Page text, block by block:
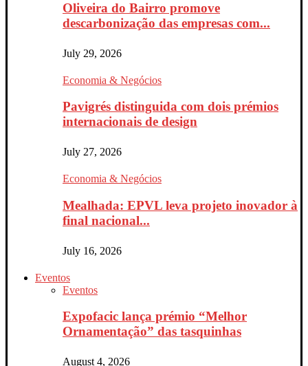
Oliveira do Bairro promove
descarbonização das empresas com...
July 29, 2026
Economia & Negócios
Pavigrés distinguida com dois prémios
internacionais de design
July 27, 2026
Economia & Negócios
Mealhada: EPVL leva projeto inovador à
final nacional...
July 16, 2026
Eventos
Eventos
Expofacic lança prémio “Melhor
Ornamentação” das tasquinhas
August 4, 2026